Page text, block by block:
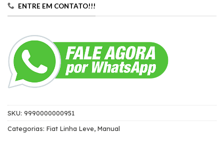
ENTRE EM CONTATO!!!
SKU: 9990000000951
Categorias: Fiat Linha Leve, Manual